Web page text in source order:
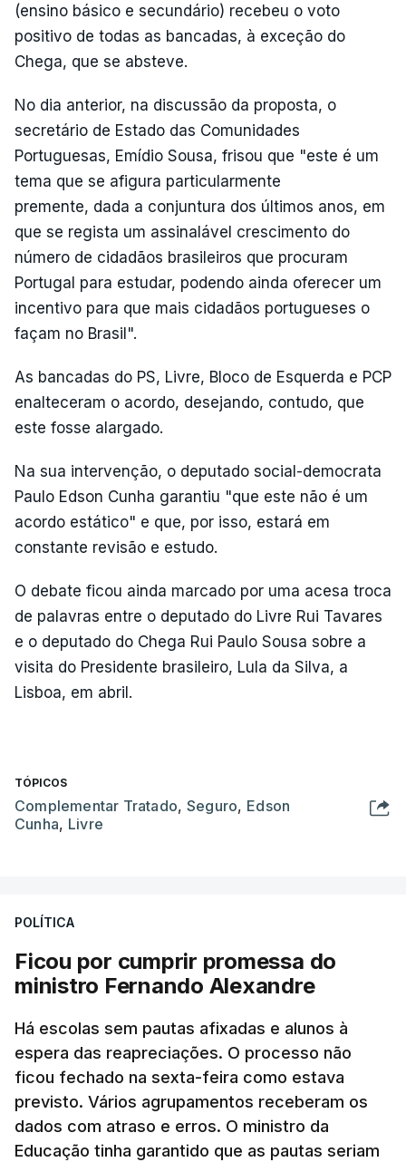
(ensino básico e secundário) recebeu o voto
positivo de todas as bancadas, à exceção do
Chega, que se absteve.
No dia anterior, na discussão da proposta, o
secretário de Estado das Comunidades
Portuguesas, Emídio Sousa, frisou que "este é um
tema que se afigura particularmente
premente, dada a conjuntura dos últimos anos, em
que se regista um assinalável crescimento do
número de cidadãos brasileiros que procuram
Portugal para estudar, podendo ainda oferecer um
incentivo para que mais cidadãos portugueses o
façam no Brasil".
As bancadas do PS, Livre, Bloco de Esquerda e PCP
enalteceram o acordo, desejando, contudo, que
este fosse alargado.
Na sua intervenção, o deputado social-democrata
Paulo Edson Cunha garantiu "que este não é um
acordo estático" e que, por isso, estará em
constante revisão e estudo.
O debate ficou ainda marcado por uma acesa troca
de palavras entre o deputado do Livre Rui Tavares
e o deputado do Chega Rui Paulo Sousa sobre a
visita do Presidente brasileiro, Lula da Silva, a
Lisboa, em abril.
TÓPICOS
Complementar Tratado, Seguro, Edson
Cunha, Livre
POLÍTICA
Ficou por cumprir promessa do
ministro Fernando Alexandre
Há escolas sem pautas afixadas e alunos à
espera das reapreciações. O processo não
ficou fechado na sexta-feira como estava
previsto. Vários agrupamentos receberam os
dados com atraso e erros. O ministro da
Educação tinha garantido que as pautas seriam